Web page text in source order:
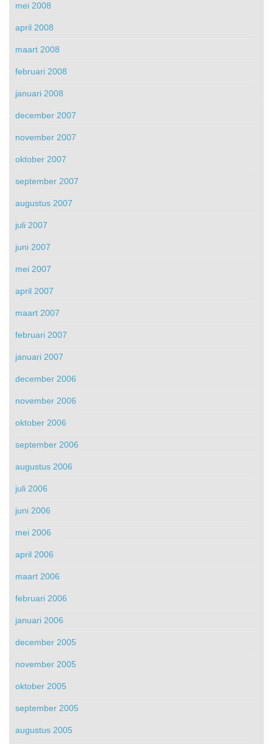
mei 2008
april 2008
maart 2008
februari 2008
januari 2008
december 2007
november 2007
oktober 2007
september 2007
augustus 2007
juli 2007
juni 2007
mei 2007
april 2007
maart 2007
februari 2007
januari 2007
december 2006
november 2006
oktober 2006
september 2006
augustus 2006
juli 2006
juni 2006
mei 2006
april 2006
maart 2006
februari 2006
januari 2006
december 2005
november 2005
oktober 2005
september 2005
augustus 2005